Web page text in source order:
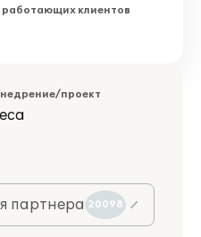
клиентов
проект
партнера 20098